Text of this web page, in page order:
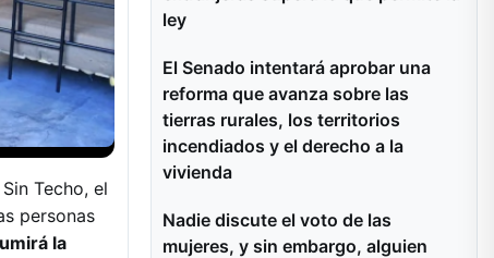
Techo, el
personas
la
ley
El Senado intentará aprobar una
reforma que avanza sobre las
tierras rurales, los territorios
incendiados y el derecho a la
vivienda
Nadie discute el voto de las
mujeres, y sin embargo, alguien